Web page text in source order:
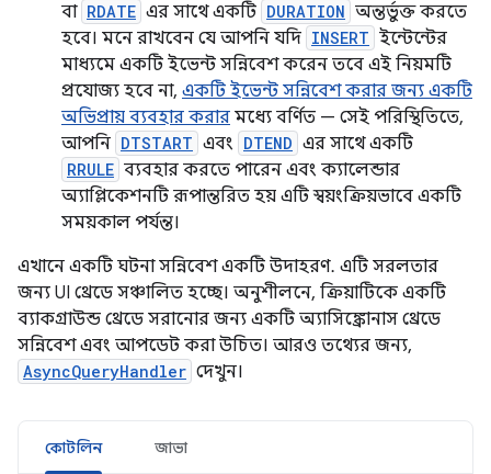
বা RDATE এর সাথে একটি DURATION অন্তর্ভুক্ত করতে
হবে। মনে রাখবেন যে আপনি যদি INSERT ইন্টেন্টের
মাধ্যমে একটি ইভেন্ট সন্নিবেশ করেন তবে এই নিয়মটি
প্রযোজ্য হবে না, একটি ইভেন্ট সন্নিবেশ করার জন্য একটি
অভিপ্রায় ব্যবহার করার মধ্যে বর্ণিত — সেই পরিস্থিতিতে,
আপনি DTSTART এবং DTEND এর সাথে একটি
RRULE ব্যবহার করতে পারেন এবং ক্যালেন্ডার
অ্যাপ্লিকেশনটি রূপান্তরিত হয় এটি স্বয়ংক্রিয়ভাবে একটি
সময়কাল পর্যন্ত।
এখানে একটি ঘটনা সন্নিবেশ একটি উদাহরণ. এটি সরলতার
জন্য UI থ্রেডে সঞ্চালিত হচ্ছে। অনুশীলনে, ক্রিয়াটিকে একটি
ব্যাকগ্রাউন্ড থ্রেডে সরানোর জন্য একটি অ্যাসিঙ্ক্রোনাস থ্রেডে
সন্নিবেশ এবং আপডেট করা উচিত। আরও তথ্যের জন্য,
AsyncQueryHandler দেখুন।
কোটলিন জাভা